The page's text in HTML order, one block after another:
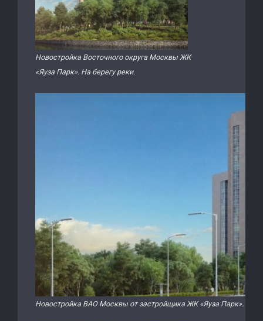
Новостройка Восточного округа Москвы ЖК
«Яуза Парк». На берегу реки.
Новостройка ВАО Москвы от застройщика ЖК «Яуза Парк». Вид